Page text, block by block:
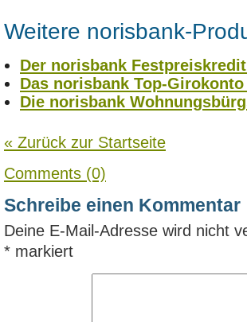
Weitere norisbank-
Der norisbank
Das norisbank Top-
Die norisbank
« Zurück zur Startseite
Comments (0)
Schreibe einen Kommentar
Deine E-Mail-Adresse wird nicht
* markiert